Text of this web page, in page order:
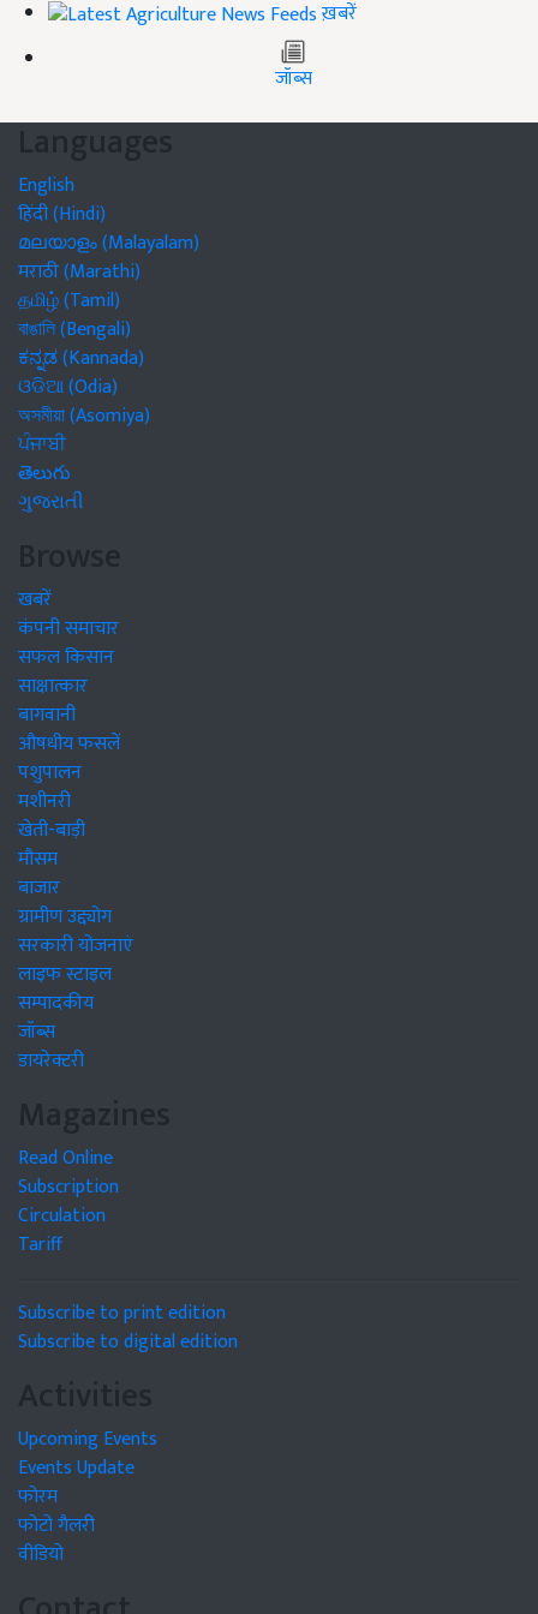
ख़बरें
जॉब्स
Languages
English
हिंदी (Hindi)
മലയാളം (Malayalam)
मराठी (Marathi)
தமிழ் (Tamil)
বাঙালি (Bengali)
ಕನ್ನಡ (Kannada)
ଓଡିଆ (Odia)
অসমীয়া (Asomiya)
ਪੰਜਾਬੀ
తెలుగు
ગુજરાતી
Browse
खबरें
कंपनी समाचार
सफल किसान
साक्षात्कार
बागवानी
औषधीय फसलें
पशुपालन
मशीनरी
खेती-बाड़ी
मौसम
बाजार
ग्रामीण उद्द्योग
सरकारी योजनाएं
लाइफ स्टाइल
सम्पादकीय
जॉब्स
डायरेक्टरी
Magazines
Read Online
Subscription
Circulation
Tariff
Subscribe to print edition
Subscribe to digital edition
Activities
Upcoming Events
Events Update
फोरम
फोटो गैलरी
वीडियो